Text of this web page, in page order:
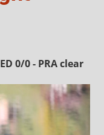
0/0 - PRA clear